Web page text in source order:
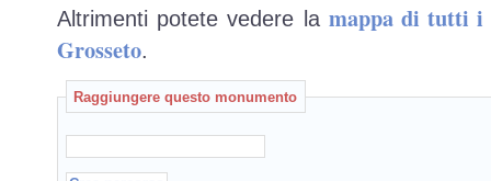
Altrimenti potete vedere la mappa di tutti i
Grosseto.
Raggiungere questo monumento